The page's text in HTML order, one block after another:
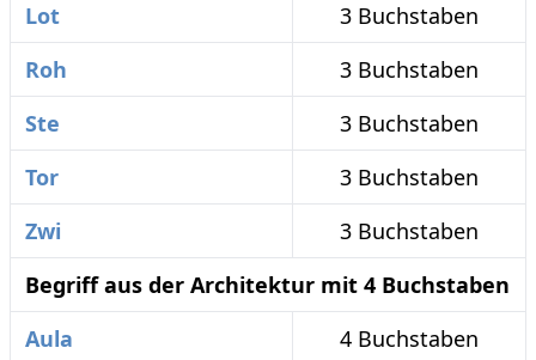
Lot
3 Buchstaben
Roh
3 Buchstaben
Ste
3 Buchstaben
Tor
3 Buchstaben
Zwi
3 Buchstaben
Begriff aus der Architektur mit 4 Buchstaben
Aula
4 Buchstaben